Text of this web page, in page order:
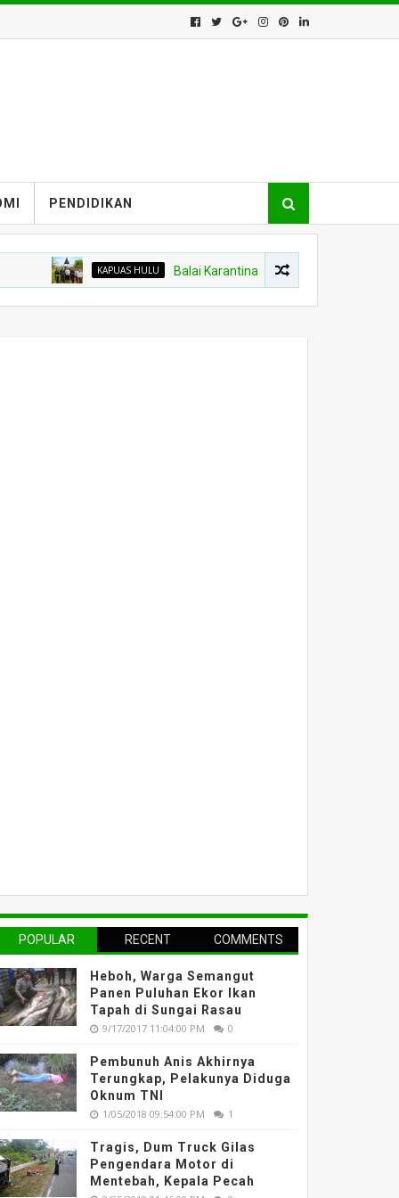
PENDIDIKAN
KAPUAS HULU Balai Karantina Kalbar Tinjau Jalur Tidak Resmi di
POPULAR RECENT COMMENTS
Heboh, Warga Semangut
Panen Puluhan Ekor Ikan
Tapah di Sungai Rasau
9/17/2017 11:04:00 PM 0
Pembunuh Anis Akhirnya
Terungkap, Pelakunya Diduga
Oknum TNI
1/05/2018 09:54:00 PM 1
Tragis, Dum Truck Gilas
Pengendara Motor di
Mentebah, Kepala Pecah